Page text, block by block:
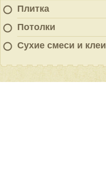
Плитка
Потолки
Сухие смеси и клеи